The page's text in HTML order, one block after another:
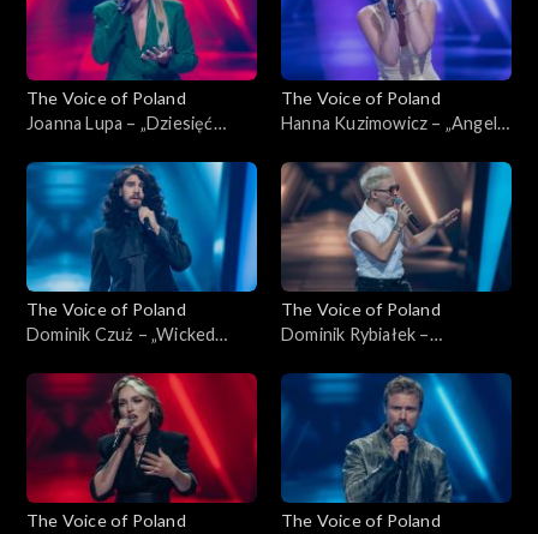
The Voice of Poland
Joanna Lupa – „Dziesięć
Poland”, Nokaut, 1 listopada
2025
The Voice of Poland
Hanna Kuzimowicz – „Angel”,
Nokaut, 1 listopada 2025
The Voice of Poland
Dominik Czuż – „Wicked
Nokaut, 1 listopada 2025
The Voice of Poland
Dominik Rybiałek –
Poland”, Nokaut, 1 listopada
2025
The Voice of Poland
The Voice of Poland